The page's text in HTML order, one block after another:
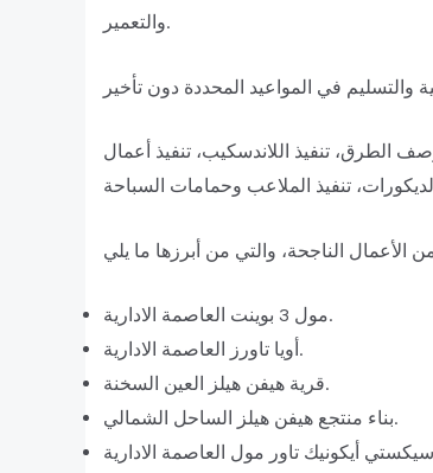
والتعمير.
الطرق، تنفيذ اللاندسكيب، تنفيذ أعمال
مول 3 بوينت العاصمة الادارية.
أويا تاورز العاصمة الادارية.
قرية هيفن هيلز العين السخنة.
بناء منتجع هيفن هيلز الساحل الشمالي.